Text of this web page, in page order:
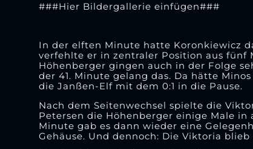
###Hier Bildergallerie einfügen###
In der elften Minute hatte Koronkiewicz
verfehlte er in zentraler Position aus fünf
Höhenberger gingen auch in der Folge
der 41. Minute gelang das. Da hätte
die Janßen-Elf mit dem 0:1 in die Pause.
Nach dem Seitenwechsel spielte die
Petersen die Höhenberger einige Male
Minute gab es dann wieder eine
Gehäuse. Und dennoch: Die Viktoria